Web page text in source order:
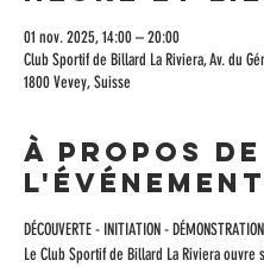
01 nov. 2025, 14:00 – 20:00
Club Sportif de Billard La Riviera, Av. du
1800 Vevey, Suisse
À propos de
l'événement
DÉCOUVERTE - INITIATION - DÉMONSTRATION
Le Club Sportif de Billard La Riviera ouvre